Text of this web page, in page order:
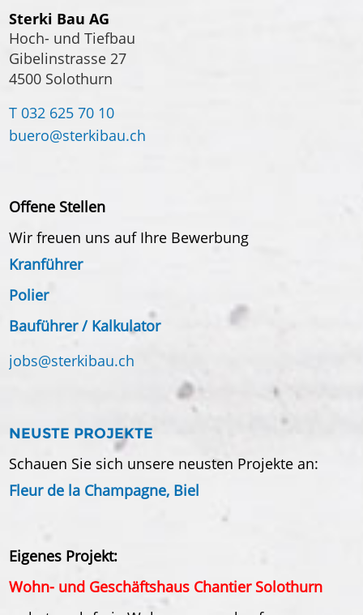
Sterki Bau AG
Hoch- und Tiefbau
Gibelinstrasse 27
4500 Solothurn
T 032 625 70 10
buero@sterkibau.ch
Offene Stellen
Wir freuen uns auf Ihre Bewerbung
Kranführer
Polier
Bauführer / Kalkulator
jobs@sterkibau.ch
NEUSTE PROJEKTE
Schauen Sie sich unsere neusten Projekte an:
Fleur de la Champagne, Biel
Eigenes Projekt:
Wohn- und Geschäftshaus Chantier Solothurn